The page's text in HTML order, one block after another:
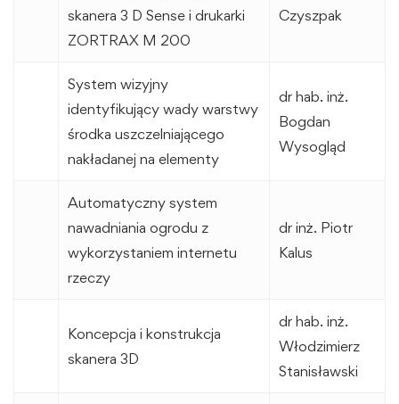
skanera 3 D Sense i drukarki
ZORTRAX M 200
Czyszpak
System wizyjny
identyfikujący wady warstwy
środka uszczelniającego
nakładanej na elementy
dr hab. inż.
Bogdan
Wysogląd
Automatyczny system
nawadniania ogrodu z
wykorzystaniem internetu
rzeczy
dr inż. Piotr
Kalus
Koncepcja i konstrukcja
skanera 3D
dr hab. inż.
Włodzimierz
Stanisławski